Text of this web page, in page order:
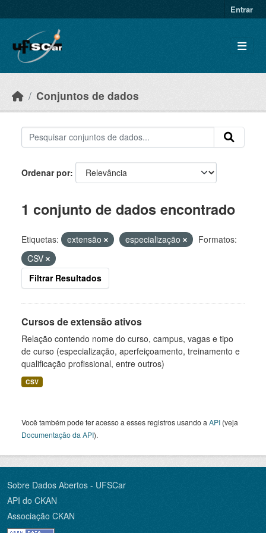
Entrar
Conjuntos de dados
Ordenar por
1 conjunto de dados encontrado
Etiquetas: extensão especialização
Formatos:
CSV
Filtrar Resultados
Cursos de extensão ativos
Relação contendo nome do curso, campus, vagas e tipo
de curso (especialização, aperfeiçoamento, treinamento e
qualificação profissional, entre outros)
CSV
Você também pode ter acesso a esses registros usando a API (veja
Documentação da API).
Sobre Dados Abertos - UFSCar
API do CKAN
Associação CKAN